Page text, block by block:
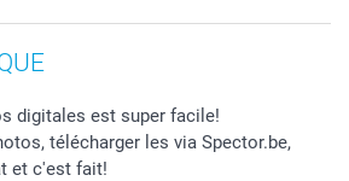
digitales est super facile!
télécharger les via Spector.be,
et c'est fait!